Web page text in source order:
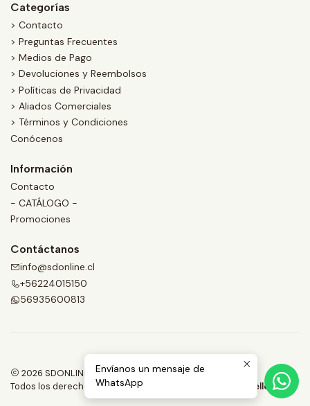
Categorías
> Contacto
> Preguntas Frecuentes
> Medios de Pago
> Devoluciones y Reembolsos
> Políticas de Privacidad
> Aliados Comerciales
> Términos y Condiciones
Conócenos
Información
Contacto
- CATÁLOGO -
Promociones
Contáctanos
info@sdonline.cl
+56224015150
56935600813
2026 SDONLINE.
Todos los derechos reservados.
Desarrollado por Jumpseller.
Envíanos un mensaje de
WhatsApp